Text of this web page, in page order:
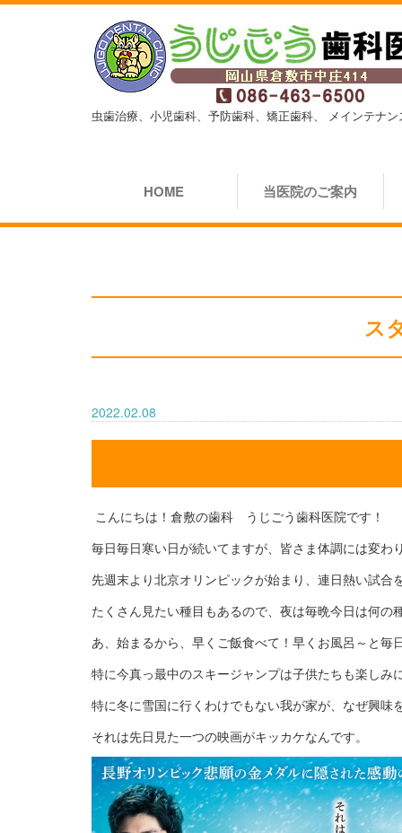
虫歯治療、小児歯科、予防歯科、矯正歯科、 メインテナ
HOME 当医院のご案内
ス
2022.02.08
こんにちは！倉敷の歯科 うじごう歯科医院です！
毎日毎日寒い日が続いてますが、皆さま体調には変わ
先週末より北京オリンピックが始まり、連日熱い試合
たくさん見たい種目もあるので、夜は毎晩今日は何の
あ、始まるから、早くご飯食べて！早くお風呂～と毎
特に今真っ最中のスキージャンプは子供たちも楽しみ
特に冬に雪国に行くわけでもない我が家が、なぜ興味
それは先日見た一つの映画がキッカケなんです。